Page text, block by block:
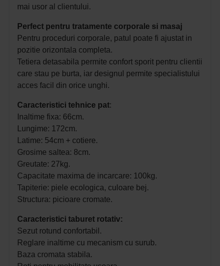
mai usor al clientului.
Perfect pentru tratamente corporale si masaj
Pentru proceduri corporale, patul poate fi ajustat in
pozitie orizontala completa.
Tetiera detasabila permite confort sporit pentru clientii
care stau pe burta, iar designul permite specialistului
acces facil din orice unghi.
Caracteristici tehnice pat:
Inaltime fixa: 66cm.
Lungime: 172cm.
Latime: 54cm + cotiere.
Grosime saltea: 8cm.
Greutate: 27kg.
Capacitate maxima de incarcare: 100kg.
Tapiterie: piele ecologica, culoare bej.
Structura: picioare cromate.
Caracteristici taburet rotativ:
Sezut rotund confortabil.
Reglare inaltime cu mecanism cu surub.
Baza cromata stabila.